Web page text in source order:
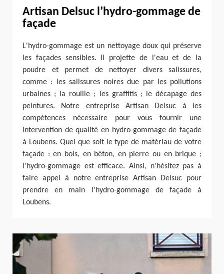
Artisan Delsuc l’hydro-gommage de
façade
L'hydro-gommage est un nettoyage doux qui préserve
les façades sensibles. Il projette de l'eau et de la
poudre et permet de nettoyer divers salissures,
comme : les salissures noires due par les pollutions
urbaines ; la rouille ; les graffitis ; le décapage des
peintures. Notre entreprise Artisan Delsuc à les
compétences nécessaire pour vous fournir une
intervention de qualité en hydro-gommage de façade
à Loubens. Quel que soit le type de matériau de votre
façade : en bois, en béton, en pierre ou en brique ;
l’hydro-gommage est efficace. Ainsi, n’hésitez pas à
faire appel à notre entreprise Artisan Delsuc pour
prendre en main l’hydro-gommage de façade à
Loubens.